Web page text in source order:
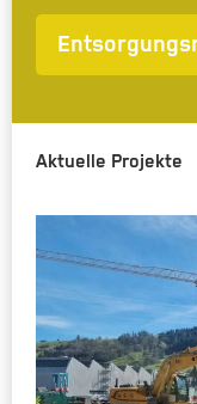
Aktuelle Projekte